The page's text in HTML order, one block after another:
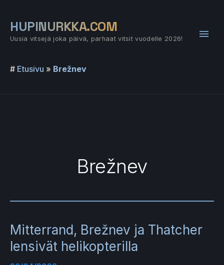
sisältöön
HUPINURKKA.COM
Uusia vitsejä joka päivä, parhaat vitsit vuodelle 2026!
# Etusivu » Brežnev
Brežnev
Mitterrand, Brežnev ja Thatcher
lensivät helikopterilla